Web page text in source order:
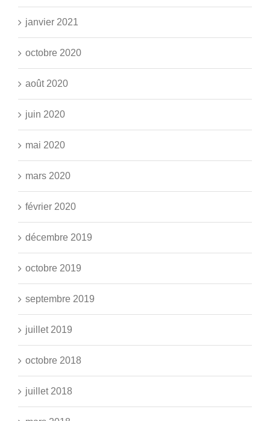
janvier 2021
octobre 2020
août 2020
juin 2020
mai 2020
mars 2020
février 2020
décembre 2019
octobre 2019
septembre 2019
juillet 2019
octobre 2018
juillet 2018